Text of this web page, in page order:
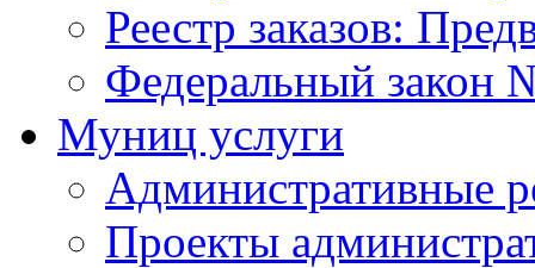
Реестр заказов:
Федеральный закон
Муниц услуги
Административные
Проекты